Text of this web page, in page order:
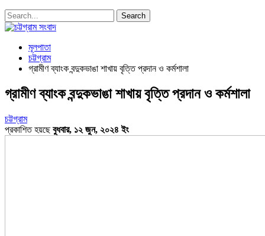
মূলপাতা
চট্টগ্রাম
গ্রামীণ ব্যাংক বন্দুকভাঙা শাখায় বৃত্তি প্রদান ও কর্মশালা
গ্রামীণ ব্যাংক বন্দুকভাঙা শাখায় বৃত্তি প্রদান ও কর্মশালা
চট্টগ্রাম
প্রকাশিত হয়ছেবুধবার, ১২ জুন, ২০২৪ ইং